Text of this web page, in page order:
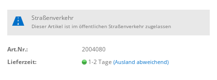
Art.Nr.:
2004080
Lieferzeit:
1-2 Tage(Ausland abweichend)
Straßenverkehr
Dieser Artikel ist im öffentlichen Straßenverkehr zugelassen